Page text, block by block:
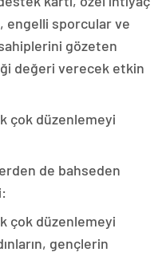
engelli sporcular ve
gözeten
değeri verecek etkin
çok düzenlemeyi
de bahseden
çok düzenlemeyi
gençlerin